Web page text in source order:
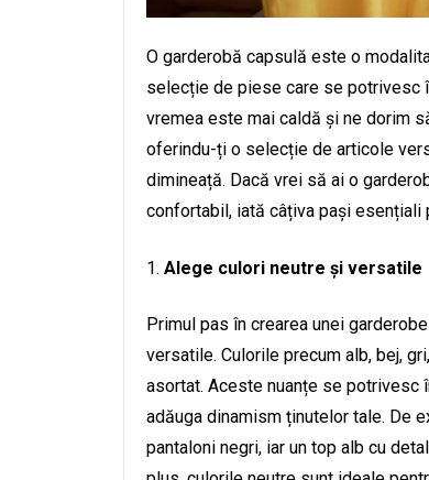
O garderobă capsulă este o
selecție de piese care se potrivesc
vremea este mai caldă și ne dorim
oferindu-ți o selecție de articole
dimineață. Dacă vrei să ai o
confortabil, iată câțiva pași esențiali
Alege culori neutre și versatile
Primul pas în crearea unei
versatile. Culorile precum alb, bej,
asortat. Aceste nuanțe se potrivesc
adăuga dinamism ținutelor tale. De
pantaloni negri, iar un top alb cu